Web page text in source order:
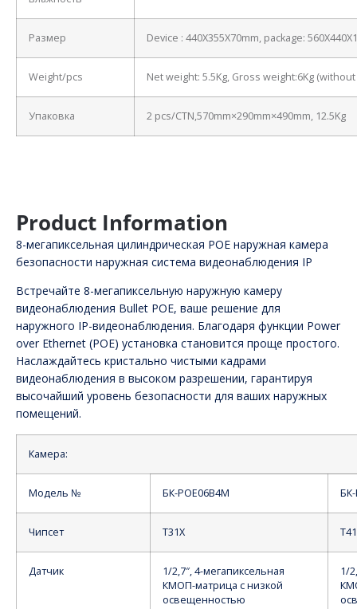
Размер Device : 440X355X70mm, package:
Weight/pcs Net weight: 5.5Kg, Gross weight:6Kg (without
Упаковка 2 pcs/CTN,570mm×290mm×490mm, 12.5Kg
Product Information
8-мегапиксельная цилиндрическая POE наружная камера
безопасности наружная система видеонаблюдения IP
Встречайте 8-мегапиксельную наружную камеру
видеонаблюдения Bullet POE, ваше решение для
наружного IP-видеонаблюдения. Благодаря функции Power
over Ethernet (POE) установка становится проще простого.
Наслаждайтесь кристально чистыми кадрами
видеонаблюдения в высоком разрешении, гарантируя
высочайший уровень безопасности для ваших наружных
помещений.
Камера:
Модель № БК-POE06B4M БК-
Чипсет Т31Х
Датчик
1/2,7″, 4-мегапиксельная
КМОП-матрица с низкой
освещенностью
1/